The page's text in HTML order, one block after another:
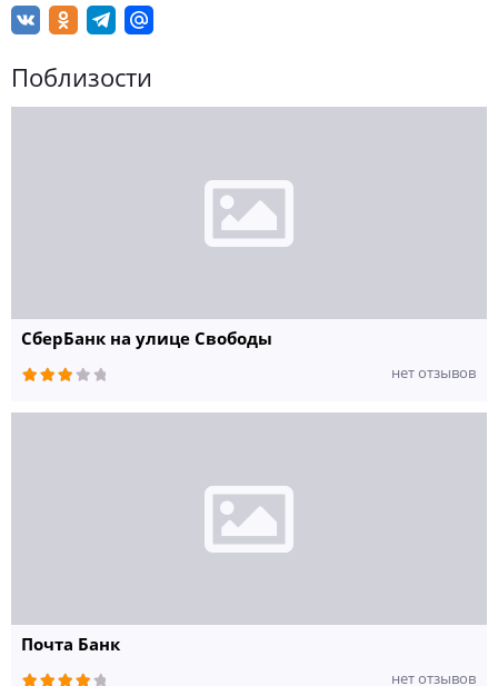
Поблизости
СберБанк на улице Свободы
нет отзывов
Почта Банк
нет отзывов